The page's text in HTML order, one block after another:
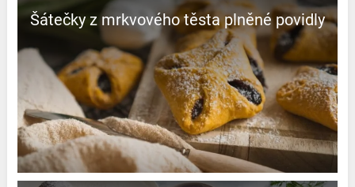
Šátečky z mrkvového těsta plněné povidly